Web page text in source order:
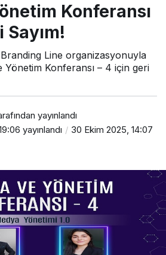
Konferansı
Sayım!
Line organizasyonuyla
Yönetim Konferansı – 4 için geri
yayınlandı
yayınlandı
30 Ekim 2025, 14:07